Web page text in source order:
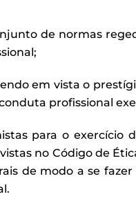
de normas
em vista o
profissional
para o exercício
no Código de
de modo a se